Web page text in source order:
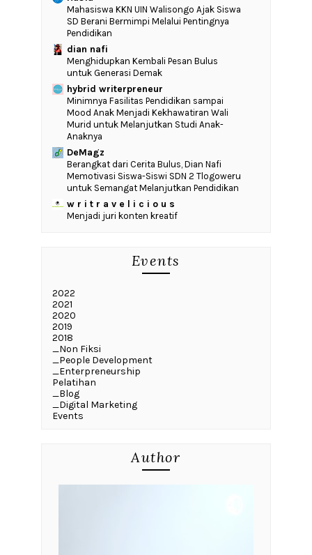
Mahasiswa KKN UIN Walisongo Ajak Siswa
SD Berani Bermimpi Melalui Pentingnya
Pendidikan
dian nafi
Menghidupkan Kembali Pesan Bulus
untuk Generasi Demak
hybrid writerpreneur
‎Minimnya Fasilitas Pendidikan sampai
Mood Anak Menjadi Kekhawatiran Wali
Murid untuk Melanjutkan Studi Anak-
Anaknya
DeMagz
‎Berangkat dari Cerita Bulus, Dian Nafi
Memotivasi Siswa-Siswi SDN 2 Tlogoweru
untuk Semangat Melanjutkan Pendidikan
w r i t r a v e l i c i o u s
Menjadi juri konten kreatif
Events
2022
2021
2020
2019
2018
_Non Fiksi
_People Development
_Enterpreneurship
Pelatihan
_Blog
_Digital Marketing
Events
Author